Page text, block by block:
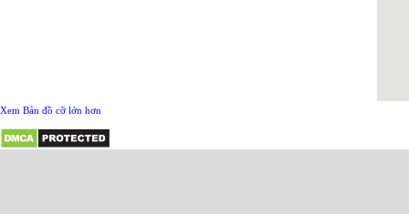
Xem Bản đồ cỡ lớn hơn